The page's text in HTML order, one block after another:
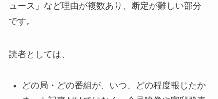
ュース」など理由が複数あり、断定が難しい部分
です。
読者としては、
どの局・どの番組が、いつ、どの程度報じたか